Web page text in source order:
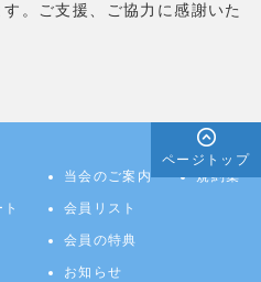
。ご支援、ご協力に感謝いた
当会のご案内
会員リスト
会員の特典
お知らせ
規約集
ページトップ